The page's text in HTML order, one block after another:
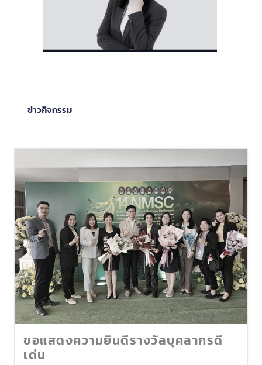
ข่าวกิจกรรม
ขอแสดงความยินดีรางวัลบุคลากรดี
เด่น